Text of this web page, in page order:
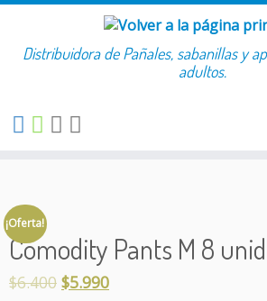
Buscar:
SaltarDistribuidora de Pañales, sabanillas y
adultos.
¡Oferta!
Comodity Pants M 8
$6.400 $5.990